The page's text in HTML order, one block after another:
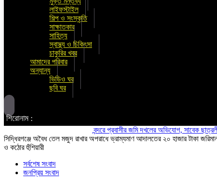
লাইফস্টাইল
শিল্প ও সংস্কৃতি
সাক্ষাতকার
সাহিত্য
স্বাস্থ্য ও চিকিৎসা
চাকুরির খবর
আমাদের পরিবার
অন্যান্য
ভিডিও ঘর
ছবি ঘর
শিরোনাম :
বন্দরে প্রবাসীর জমি দখলের অভিযোগ, সাবেক ছাত্রলীগ
সিদ্ধিরগঞ্জে অবৈধ তেল মজুদ রাখার অপরাধে ভ্রাম্যমাণ আদালতের ২০ হাজার টাকা
ও কঠোর হুঁশিয়ারী
সর্বশেষ সংবাদ
জনপ্রিয় সংবাদ